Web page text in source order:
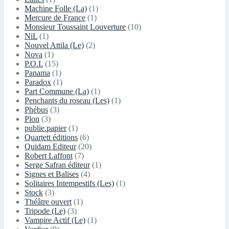
Machine Folle (La) (1)
Mercure de France (1)
Monsieur Toussaint Louverture (10)
NiL (1)
Nouvel Attila (Le) (2)
Nova (1)
P.O.L (15)
Panama (1)
Paradox (1)
Part Commune (La) (1)
Penchants du roseau (Les) (1)
Phébus (3)
Plon (3)
publie.papier(1)
Quartett éditions (6)
Quidam Editeur(20)
Robert Laffont(7)
Serge Safran éditeur(1)
Signes et Balises (4)
Solitaires Intempestifs (Les) (1)
Stock (3)
Théâtre ouvert(1)
Tripode (Le) (3)
Vampire Actif (Le) (1)